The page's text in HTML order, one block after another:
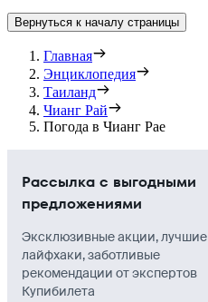
Вернуться к началу страницы
Главная
Энциклопедия
Таиланд
Чианг Рай
Погода в Чианг Рае
Рассылка с выгодными
предложениями
Эксклюзивные акции, лучшие
лайфхаки, заботливые
рекомендации от экспертов
Купибилета